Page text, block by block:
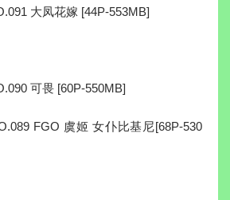
大凤花嫁 [44P-553MB]
可畏 [60P-550MB]
FGO 虞姬 女仆比基尼[68P-530